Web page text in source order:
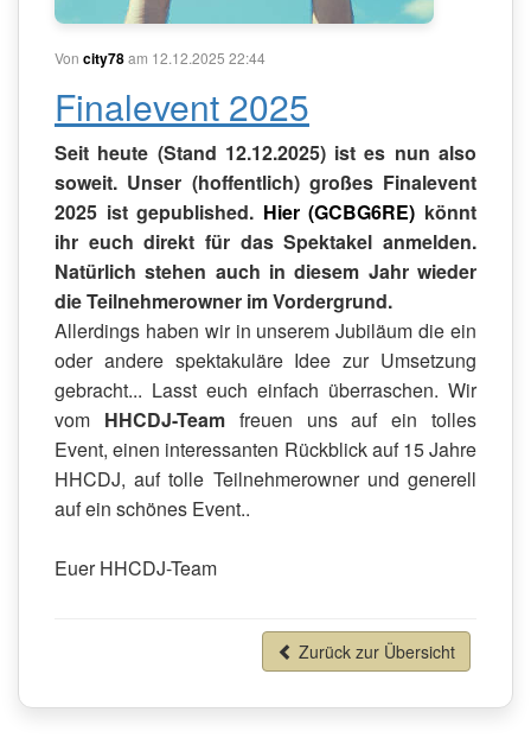
Von city78am 12.12.2025 22:44
Finalevent 2025
Seit heute (Stand 12.12.2025) ist es nun also
soweit. Unser (hoffentlich) großes Finalevent
2025 ist gepublished. Hier (GCBG6RE) könnt
ihr euch direkt für das Spektakel anmelden.
Natürlich stehen auch in diesem Jahr wieder
die Teilnehmerowner im Vordergrund.
Allerdings haben wir in unserem Jubiläum die ein
oder andere spektakuläre Idee zur Umsetzung
gebracht... Lasst euch einfach überraschen. Wir
vom HHCDJ-Teamfreuen uns auf ein tolles
Event, einen interessanten Rückblick auf 15 Jahre
HHCDJ, auf tolle Teilnehmerowner und generell
auf ein schönes Event..
Euer HHCDJ-Team
Zurück zur Übersicht